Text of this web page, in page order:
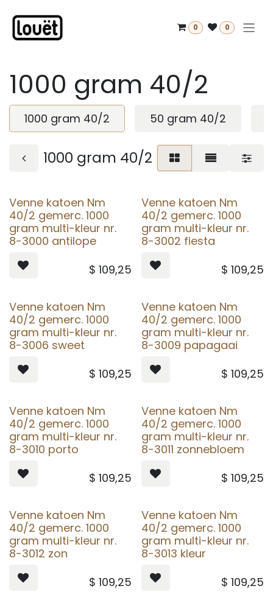
0 0
1000 gram 40/2
1000 gram 40/2 50 gram 40/2
1000 gram 40/2
Venne katoen Nm
40/2 gemerc. 1000
gram multi-kleur nr.
8-3000 antilope
$ 109,25
Venne katoen Nm
40/2 gemerc. 1000
gram multi-kleur nr.
8-3002 fiesta
$ 109,25
Venne katoen Nm
40/2 gemerc. 1000
gram multi-kleur nr.
8-3006 sweet
$ 109,25
Venne katoen Nm
40/2 gemerc. 1000
gram multi-kleur nr.
8-3009 papagaai
$ 109,25
Venne katoen Nm
40/2 gemerc. 1000
gram multi-kleur nr.
8-3010 porto
$ 109,25
Venne katoen Nm
40/2 gemerc. 1000
gram multi-kleur nr.
8-3011 zonnebloem
$ 109,25
Venne katoen Nm
40/2 gemerc. 1000
gram multi-kleur nr.
8-3012 zon
$ 109,25
Venne katoen Nm
40/2 gemerc. 1000
gram multi-kleur nr.
8-3013 kleur
$ 109,25